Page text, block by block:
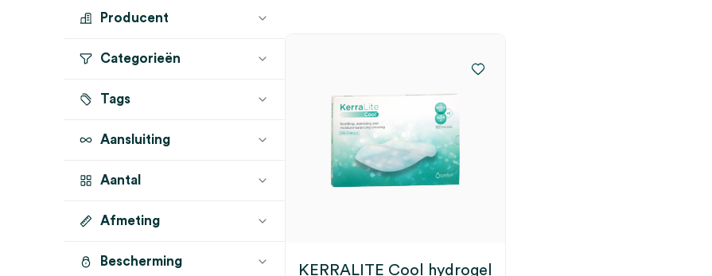
Producent
CRAWFORD (1)
Categorieën
Wondverband
Tags
Aansluiting
Aantal
5 stuks (1)
Afmeting
8.5cm x 12cm (1)
Bescherming
KERRALITE Cool hydrogel